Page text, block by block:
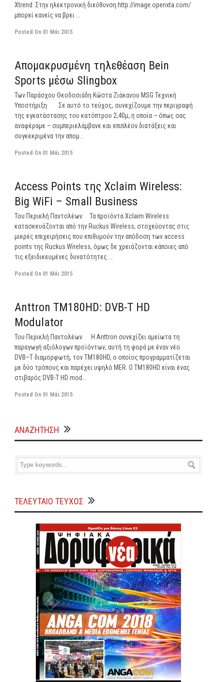
Xtrend. Στην ηλεκτρονική διεύθυνση http://image.openxta.com/
μπορεί κανείς να βρει ...
Posted On 01 Μάι 2015
Απομακρυσμένη τηλεθέαση Bein
Sports μέσω Slingbox
Των Παράσχου Θεοδοσιάδη Κώστα Ζιάκανου MSG Τεχνική
Υποστήριξη Σε αυτό το τεύχος, συνεχίζουμε την περιγραφή
της εγκατάστασης του κατόπτρου 2,40μ, η οποία – όπως σας
αναφέραμε – συμπεριελάμβανε και επιπλέον διατάξεις και
συγκεκριμένα την απομ...
Posted On 01 Μάι 2015
Access Points της Xclaim Wireless:
Big WiFi – Small Business
Του Περικλή Παντολέων Τα προϊόντα Xclaim Wireless
κατασκευάζονται από την Ruckus Wireless, στοχεύοντας στις
μικρές επιχειρήσεις που επιθυμούν την απόδοση των access
points της Ruckus Wireless, όμως δε χρειάζονται κάποιες από
τις εξειδικευμένες δυνατότητες ...
Posted On 01 Μάι 2015
Anttron TM180HD: DVB-T HD
Modulator
Του Περικλή Παντολέων Η Anttron συνεχίζει αμείωτα τη
παραγωγή αξιόλογων προϊόντων, αυτή τη φορά με έναν νέο
DVB–T διαμορφωτή, τον TM180HD, ο οποίος προγραμματίζεται
με δύο τρόπους και παρέχει υψηλό MER. Ο TM180HD είναι ένας
στιβαρός DVB-T HD mod...
Posted On 01 Μάι 2015
ΑΝΑΖΗΤΗΣΗ
ΤΕΛΕΥΤΑΙΟ ΤΕΥΧΟΣ